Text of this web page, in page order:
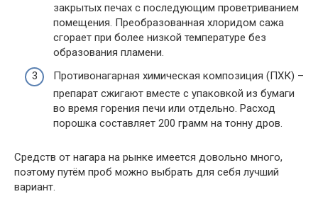
закрытых печах с последующим проветриванием
помещения. Преобразованная хлоридом сажа
сгорает при более низкой температуре без
образования пламени.
Противонагарная химическая композиция (ПХК) –
препарат сжигают вместе с упаковкой из бумаги
во время горения печи или отдельно. Расход
порошка составляет 200 грамм на тонну дров.
Средств от нагара на рынке имеется довольно много,
поэтому путём проб можно выбрать для себя лучший
вариант.